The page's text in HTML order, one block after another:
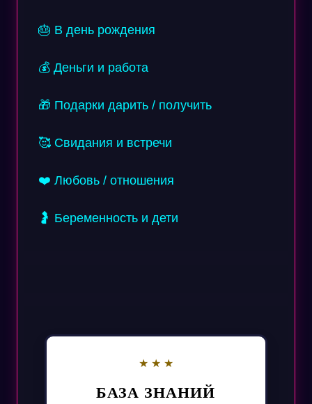
🎂 В день рождения
💰 Деньги и работа
🎁 Подарки дарить / получить
🥰 Свидания и встречи
❤️ Любовь / отношения
🤰 Беременность и дети
БАЗА ЗНАНИЙ